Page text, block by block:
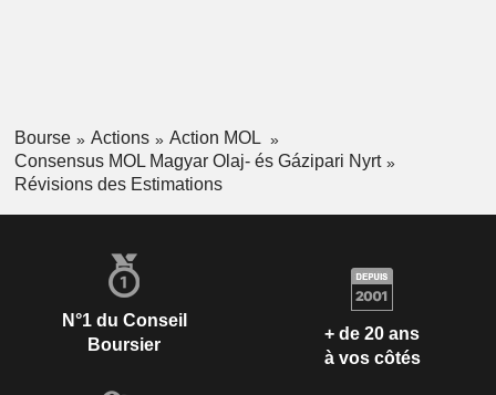
Bourse Actions
Action MOL
Consensus MOL Magyar Olaj- és Gázipari Nyrt
Révisions des Estimations
N°1 du Conseil
Boursier
+ de 20 ans
à vos côtés